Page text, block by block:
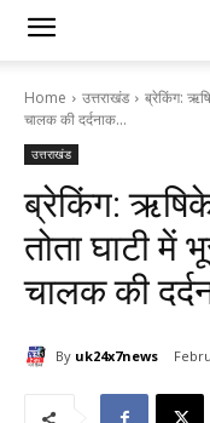
Home उत्तराखंड
ब्रेकिंग:
चालक की दर्दनाक...
उत्तराखंड
ब्रेकिंग:
तोता घाटी
चालक की
By uk24x7news